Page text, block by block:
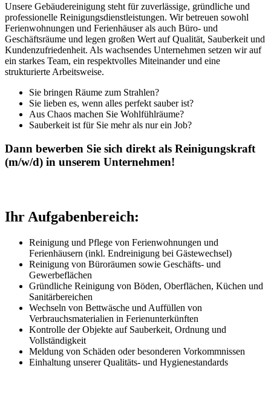
Unsere Gebäudereinigung steht für zuverlässige, gründliche und
professionelle Reinigungsdienstleistungen. Wir betreuen sowohl
Ferienwohnungen und Ferienhäuser als auch Büro- und
Geschäftsräume und legen großen Wert auf Qualität, Sauberkeit und
Kundenzufriedenheit. Als wachsendes Unternehmen setzen wir auf
ein starkes Team, ein respektvolles Miteinander und eine
strukturierte Arbeitsweise.
Sie bringen Räume zum Strahlen?
Sie lieben es, wenn alles perfekt sauber ist?
Aus Chaos machen Sie Wohlfühlräume?
Sauberkeit ist für Sie mehr als nur ein Job?
Dann bewerben Sie sich direkt als Reinigungskraft
(m/w/d) in unserem Unternehmen!
Ihr Aufgabenbereich:
Reinigung und Pflege von Ferienwohnungen und
Ferienhäusern (inkl. Endreinigung bei Gästewechsel)
Reinigung von Büroräumen sowie Geschäfts- und
Gewerbeflächen
Gründliche Reinigung von Böden, Oberflächen, Küchen und
Sanitärbereichen
Wechseln von Bettwäsche und Auffüllen von
Verbrauchsmaterialien in Ferienunterkünften
Kontrolle der Objekte auf Sauberkeit, Ordnung und
Vollständigkeit
Meldung von Schäden oder besonderen Vorkommnissen
Einhaltung unserer Qualitäts- und Hygienestandards